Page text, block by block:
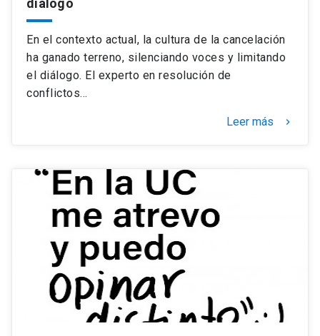
diálogo
En el contexto actual, la cultura de la cancelación
ha ganado terreno, silenciando voces y limitando
el diálogo. El experto en resolución de
conflictos…
Leer más keyboard_arrow_right